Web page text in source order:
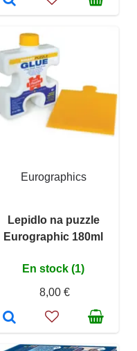
Eurographics
Lepidlo na puzzle
Eurographic 180ml
En stock (1)
8,00 €